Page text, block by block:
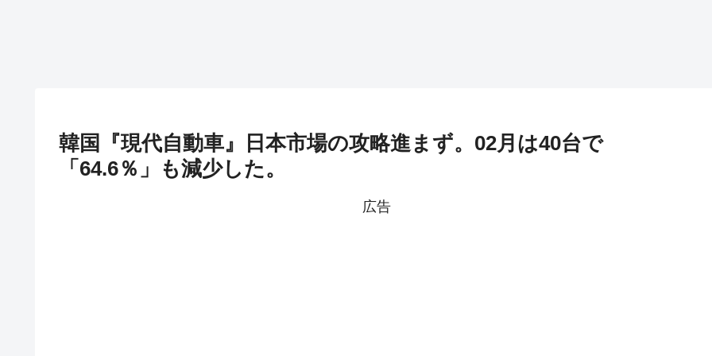
韓国『現代自動車』日本市場の攻略進まず。02月は40台で
「64.6％」も減少した。
広告